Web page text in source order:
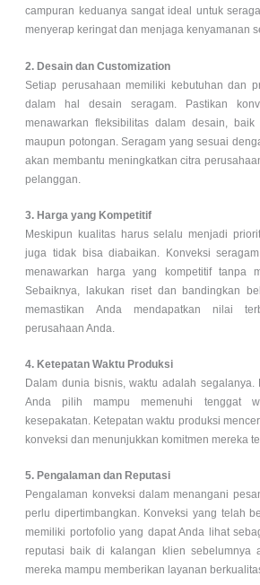
campuran keduanya sangat ideal untuk
menyerap keringat dan menjaga kenyamanan
2. Desain dan Customization
Setiap perusahaan memiliki kebutuhan dan
dalam hal desain seragam. Pastikan
menawarkan fleksibilitas dalam desain,
maupun potongan. Seragam yang sesuai
akan membantu meningkatkan citra
pelanggan.
3. Harga yang Kompetitif
Meskipun kualitas harus selalu menjadi
juga tidak bisa diabaikan. Konveksi
menawarkan harga yang kompetitif tanpa
Sebaiknya, lakukan riset dan bandingkan
memastikan Anda mendapatkan nilai
perusahaan Anda.
4. Ketepatan Waktu Produksi
Dalam dunia bisnis, waktu adalah segalanya.
Anda pilih mampu memenuhi tenggat
kesepakatan. Ketepatan waktu produksi
konveksi dan menunjukkan komitmen mereka
5. Pengalaman dan Reputasi
Pengalaman konveksi dalam menangani
perlu dipertimbangkan. Konveksi yang telah
memiliki portofolio yang dapat Anda lihat
reputasi baik di kalangan klien sebelumnya
mereka mampu memberikan layanan